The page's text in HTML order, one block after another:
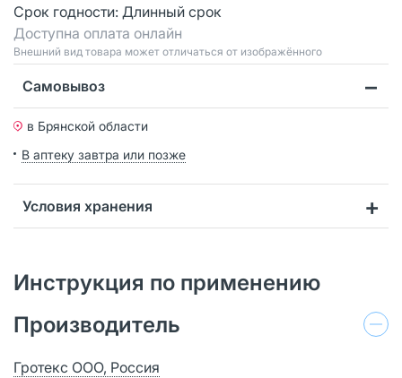
Срок годности: Длинный срок
Доступна оплата онлайн
Bнешний вид товара может отличаться от изображённого
Самовывоз
в Брянской области
В аптеку завтра или позже
Условия хранения
Инструкция по применению
Производитель
Гротекс ООО, Россия